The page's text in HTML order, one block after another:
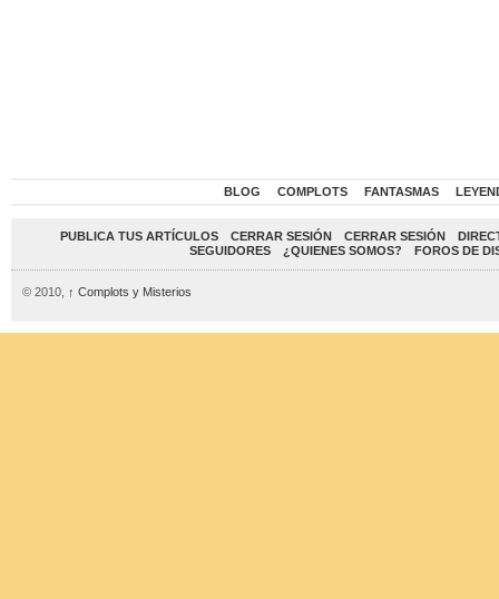
BLOG COMPLOTS FANTASMAS
PUBLICA TUS ARTÍCULOS CERRAR SESIÓN CERRAR SESIÓN
SEGUIDORES
¿QUIENES SOMOS? FOROS DE
© 2010, ↑ Complots y Misterios